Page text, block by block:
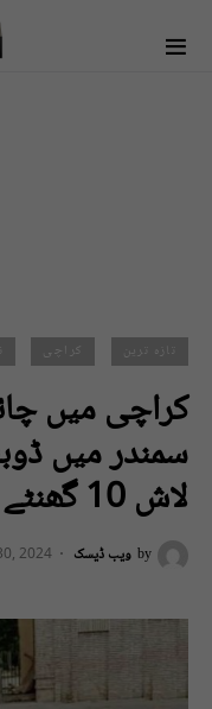
تازہ ترین کراچی
کراچی میں
سمندر میں
لاش 10 گھنٹے بعد برآمد
by ویب ڈیسک 2024